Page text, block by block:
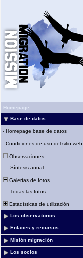
Homepage
Base de datos
- Homepage base de datos
- Condiciones de uso del sitio web
Observaciones
- Síntesis anual
Galerías de fotos
- Todas las fotos
Estadísticas de utilización
Los observatorios
Enlaces y recursos
Misión migración
Los socios